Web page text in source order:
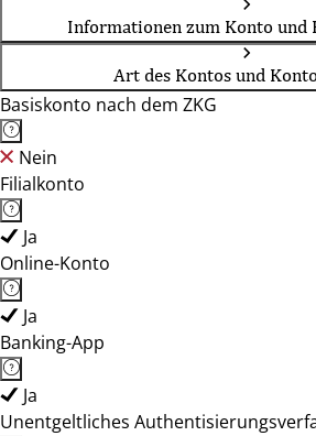
Informationen zum Konto und
Art des Kontos und
Basiskonto nach dem ZKG
Nein
Filialkonto
Ja
Online-Konto
Ja
Banking-App
Ja
Unentgeltliches